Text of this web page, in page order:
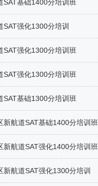
SAT基础1400分培训班
SAT强化1300分培训
SAT强化1300分培训班
SAT强化1300分培训班
SAT基础1300分培训班
新航道SAT基础1400分培训班
新航道SAT强化1400分培训班
新航道SAT强化1300分培训